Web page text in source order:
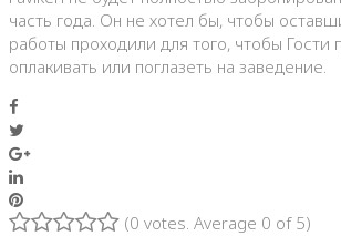
часть года. Он не хотел бы, чтобы
работы проходили для того, чтобы Гости
оплакивать или поглазеть на заведение.
Google+
LinkedIn
Pinterest
(0 votes. Average 0 of 5)